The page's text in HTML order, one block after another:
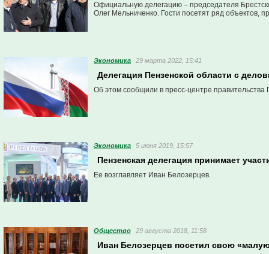
Официальную делегацию – председателя
Олег Мельниченко. Гости посетят ряд объектов,
Экономика 29 марта 2022, 15:41
Делегация Пензенской области с
Об этом сообщили в пресс-центре правительства
Экономика 5 июня 2019, 15:57
Пензенская делегация принимает
Ее возглавляет Иван Белозерцев.
Общество 29 августа 2018, 11:58
Иван Белозерцев посетил свою